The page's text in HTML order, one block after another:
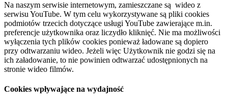
Na naszym serwisie internetowym, zamieszczane są wideo z
serwisu YouTube. W tym celu wykorzystywane są pliki cookies
podmiotów trzecich dotyczące usługi YouTube zawierające m.in.
preferencje użytkownika oraz liczydło kliknięć. Nie ma możliwości
wyłączenia tych plików cookies ponieważ ładowane są dopiero
przy odtwarzaniu wideo. Jeżeli więc Użytkownik nie godzi się na
ich załadowanie, to nie powinien odtwarzać udostępnionych na
stronie wideo filmów.
Cookies wpływające na wydajność